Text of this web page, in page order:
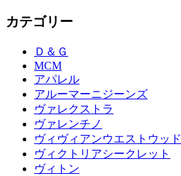
カテゴリー
Ｄ＆Ｇ
MCM
アパレル
アルーマーニジーンズ
ヴァレクストラ
ヴァレンチノ
ヴィヴィアンウエストウッド
ヴィクトリアシークレット
ヴィトン